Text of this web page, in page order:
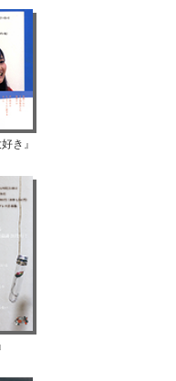
き』